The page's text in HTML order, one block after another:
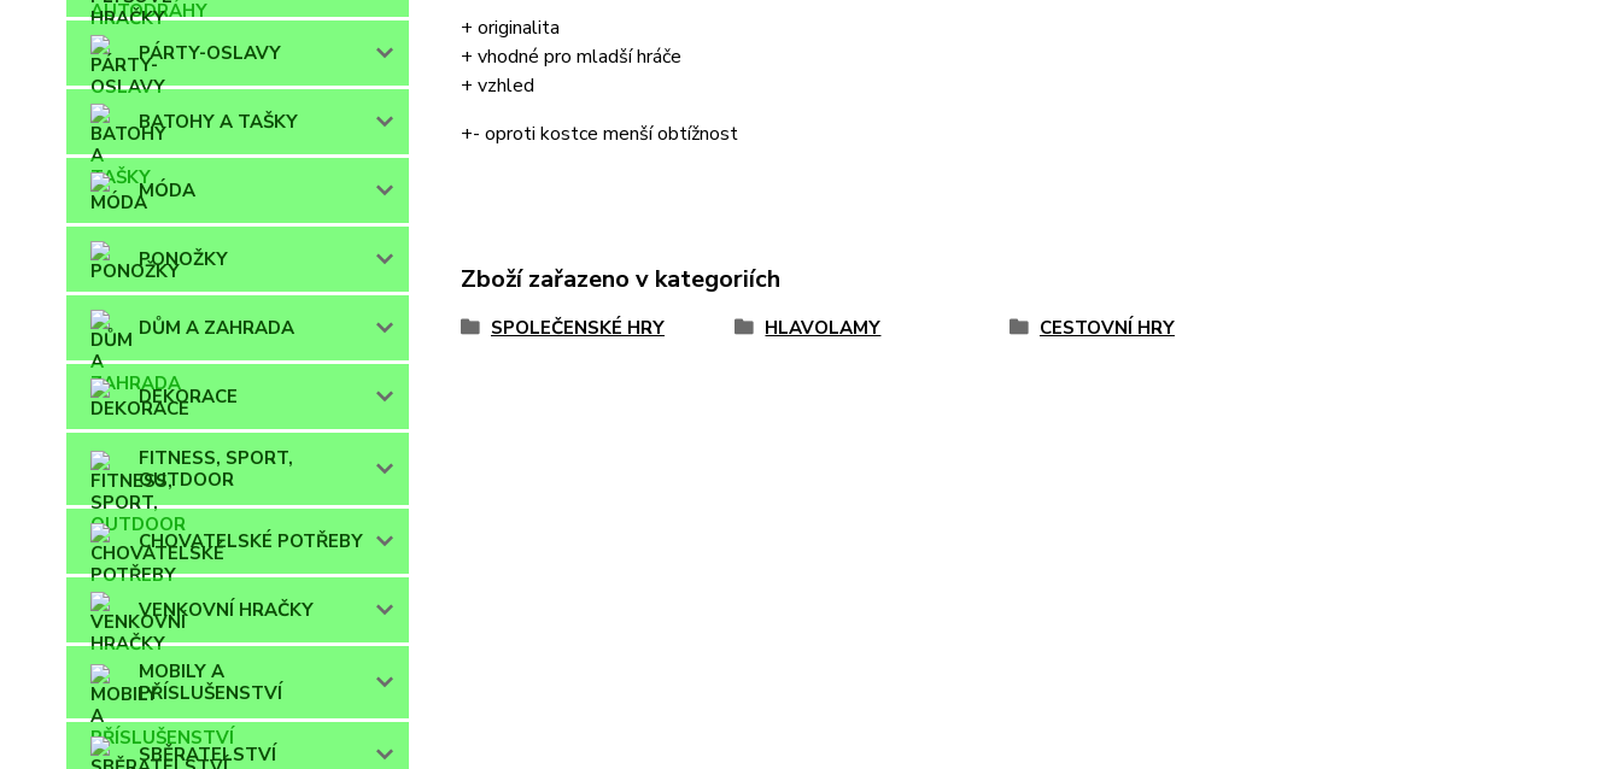
PÁRTY-OSLAVY
BATOHY A TAŠKY
MÓDA
PONOŽKY
DŮM A ZAHRADA
DEKORACE
FITNESS, SPORT,
OUTDOOR
CHOVATELSKÉ POTŘEBY
VENKOVNÍ HRAČKY
MOBILY A
PŘÍSLUŠENSTVÍ
SBĚRATELSTVÍ
+ originalita
+ vhodné pro mladší hráče
+ vzhled
+- oproti kostce menší obtížnost
Zboží zařazeno v kategoriích
SPOLEČENSKÉ HRY HLAVOLAMY CESTOVNÍ HRY